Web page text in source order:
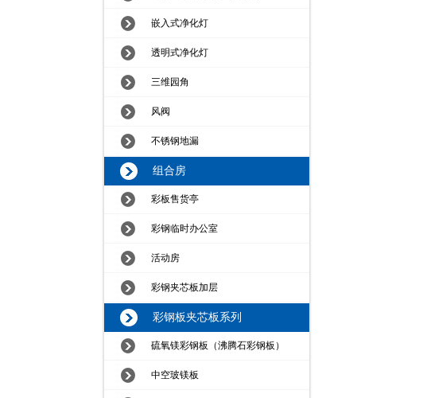
嵌入式净化灯
透明式净化灯
三维园角
风阀
不锈钢地漏
组合房
彩板售货亭
彩钢临时办公室
活动房
彩钢夹芯板加层
彩钢板夹芯板系列
硫氧镁彩钢板（沸腾石彩钢板）
中空玻镁板